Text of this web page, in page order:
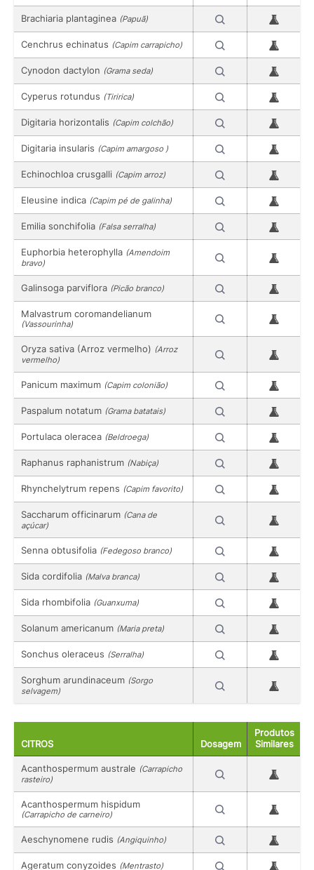
Brachiaria plantaginea (Papuã)
Cenchrus echinatus (Capim carrapicho)
Cynodon dactylon (Grama seda)
Cyperus rotundus (Tiririca)
Digitaria horizontalis (Capim colchão)
Digitaria insularis (Capim amargoso )
Echinochloa crusgalli (Capim arroz)
Eleusine indica (Capim pé de galinha)
Emilia sonchifolia (Falsa serralha)
Euphorbia heterophylla (Amendoim
bravo)
Galinsoga parviflora (Picão branco)
Malvastrum coromandelianum
(Vassourinha)
Oryza sativa (Arroz vermelho) (Arroz
vermelho)
Panicum maximum (Capim colonião)
Paspalum notatum (Grama batatais)
Portulaca oleracea (Beldroega)
Raphanus raphanistrum (Nabiça)
Rhynchelytrum repens (Capim favorito)
Saccharum officinarum (Cana de
açúcar)
Senna obtusifolia (Fedegoso branco)
Sida cordifolia (Malva branca)
Sida rhombifolia (Guanxuma)
Solanum americanum (Maria preta)
Sonchus oleraceus (Serralha)
Sorghum arundinaceum (Sorgo
selvagem)
CITROS Dosagem
Produtos
Similares
Acanthospermum australe (Carrapicho
rasteiro)
Acanthospermum hispidum
(Carrapicho de carneiro)
Aeschynomene rudis (Angiquinho)
Ageratum conyzoides (Mentrasto)